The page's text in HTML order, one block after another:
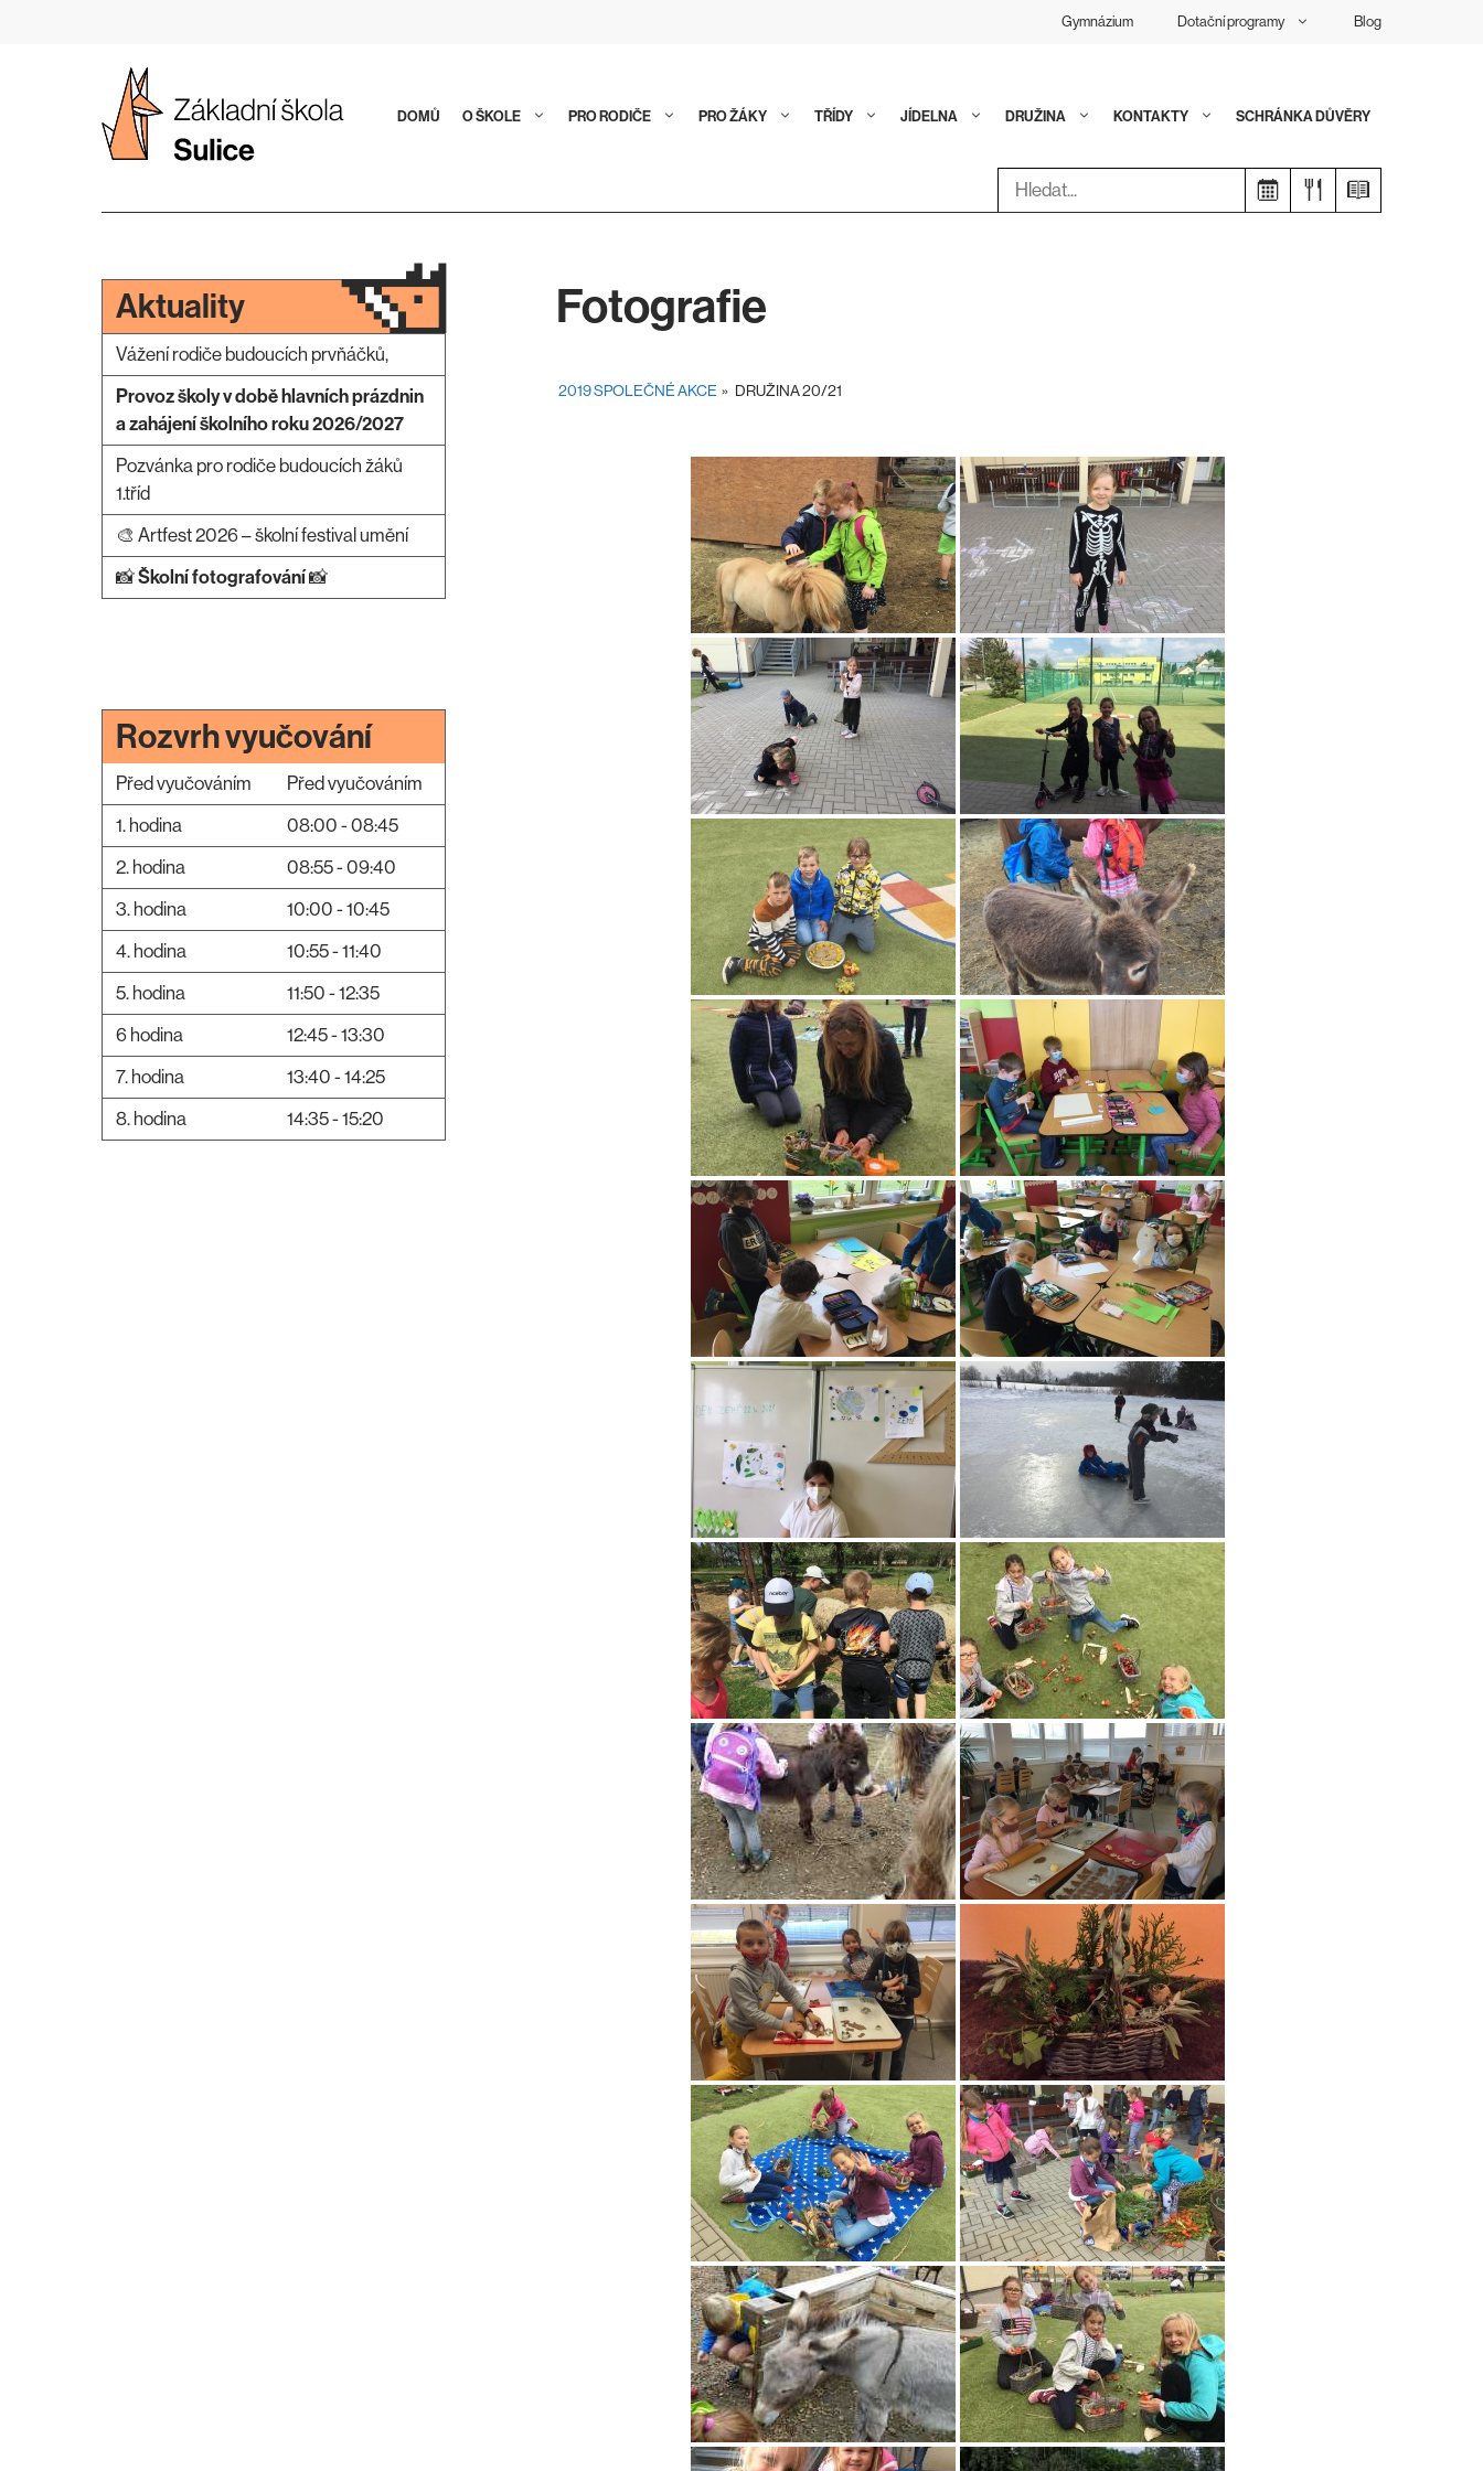
Gymnázium Dotační programy Blog
DOMŮ O ŠKOLE PRO RODIČE PRO ŽÁKY TŘÍDY JÍDELNA DRUŽINA KONTAKTY SCHRÁNKA DŮVĚRY
Hledat:
Fotografie
2019 SPOLEČNÉ AKCE » DRUŽINA 20/21
Aktuality
Vážení rodiče budoucích prvňáčků,
Provoz školy v době hlavních prázdnin
a zahájení školního roku 2026/2027
Pozvánka pro rodiče budoucích žáků
1.tříd
🎨 Artfest 2026 – školní festival umění
📸Školní fotografování📸
Rozvrh vyučování
Před vyučováním
Před vyučováním
1. hodina
08:00 - 08:45
2. hodina
08:55 - 09:40
3. hodina
10:00 - 10:45
4. hodina
10:55 - 11:40
5. hodina
11:50 - 12:35
6 hodina
12:45 - 13:30
7. hodina
13:40 - 14:25
8. hodina
14:35 - 15:20